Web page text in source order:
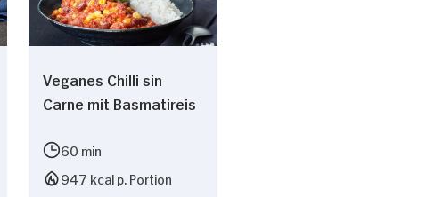
Veganes Chilli sin
Carne mit Basmatireis
60 min
947 kcal p. Portion